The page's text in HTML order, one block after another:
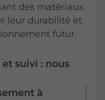
des matériaux
leur durabilité et
futur.
suivi : nous
à